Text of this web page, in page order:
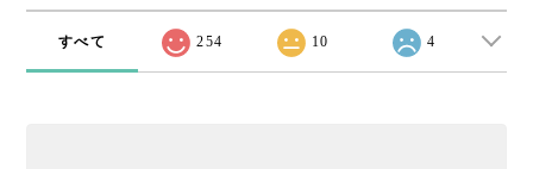
すべて 254 10 4